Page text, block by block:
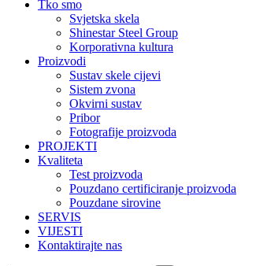
Tko smo
Svjetska skela
Shinestar Steel Group
Korporativna kultura
Proizvodi
Sustav skele cijevi
Sistem zvona
Okvirni sustav
Pribor
Fotografije proizvoda
PROJEKTI
Kvaliteta
Test proizvoda
Pouzdano certificiranje proizvoda
Pouzdane sirovine
SERVIS
VIJESTI
Kontaktirajte nas